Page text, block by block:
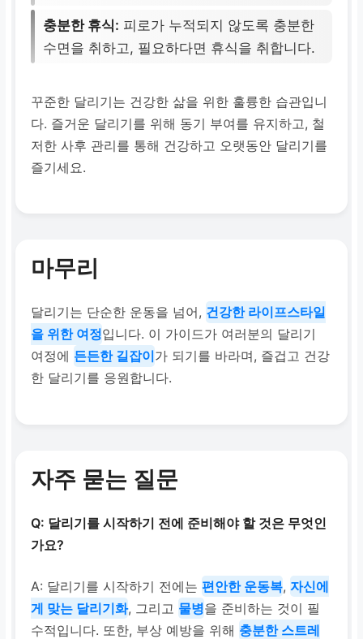
충분한 휴식: 피로가 누적되지 않도록 충분한
수면을 취하고, 필요하다면 휴식을 취합니다.
꾸준한 달리기는 건강한 삶을 위한 훌륭한 습관입니
다. 즐거운 달리기를 위해 동기 부여를 유지하고, 철
저한 사후 관리를 통해 건강하고 오랫동안 달리기를
즐기세요.
마무리
달리기는 단순한 운동을 넘어, 건강한 라이프스타일
을 위한 여정입니다. 이 가이드가 여러분의 달리기
여정에 든든한 길잡이가 되기를 바라며, 즐겁고 건강
한 달리기를 응원합니다.
자주 묻는 질문
Q: 달리기를 시작하기 전에 준비해야 할 것은 무엇인
가요?
A: 달리기를 시작하기 전에는편안한 운동복,자신에
게 맞는 달리기화, 그리고 물병을 준비하는 것이 필
수적입니다. 또한, 부상 예방을 위해 충분한 스트레